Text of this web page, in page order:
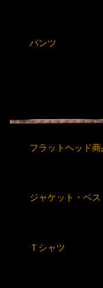
パンツ
フラットヘッド商
ジャケット・ベス
Ｔシャツ